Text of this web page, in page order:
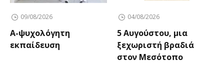
09/08/2026
Α-ψυχολόγητη
εκπαίδευση
04/08/2026
5 Αυγούστου, μια
ξεχωριστή βραδιά
στον Μεσότοπο